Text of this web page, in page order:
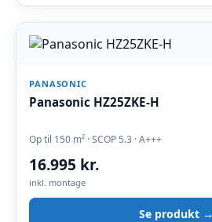
PANASONIC
Panasonic HZ25ZKE-H
Op til 150 m² · SCOP 5.3 · A+++
16.995 kr.
inkl. montage
Se produkt →